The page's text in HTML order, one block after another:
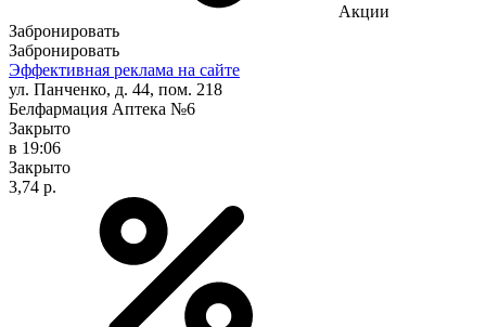
Акции
Забронировать
Забронировать
Эффективная реклама на сайте
ул. Панченко, д. 44, пом. 218
Белфармация Аптека №6
Закрыто
в 19:06
Закрыто
3,74 р.